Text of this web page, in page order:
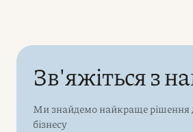
Зв'яжіться з
Ми знайдемо найкраще рішення
бізнесу